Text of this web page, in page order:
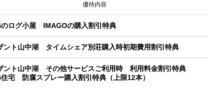
優待内容
のログ小屋 IMAGOの購入割引特典
ント山中湖 タイムシェア別荘購入時初期費用割引特典
ント山中湖 その他サービスご利用時 利用料金割引特典
住宅 防腐スプレー購入割引特典（上限12本）